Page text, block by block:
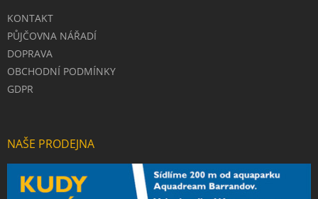
KONTAKT
PŮJČOVNA NÁŘADÍ
DOPRAVA
OBCHODNÍ PODMÍNKY
GDPR
NAŠE PRODEJNA